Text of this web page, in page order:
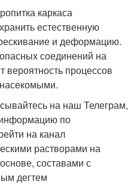
каркаса
естественную
и деформацию.
соединений на
вероятность процессов
на наш Телеграм,
по
на канал
растворами на
составами с
дегтем